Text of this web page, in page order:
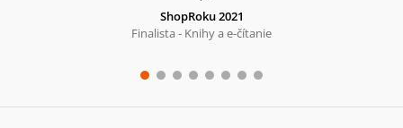
ShopRoku 2021
Finalista - Knihy a e-čítanie